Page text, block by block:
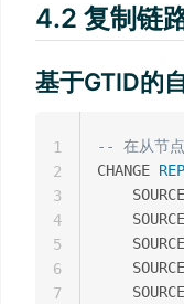
4.2 复制链
基于GTID的
-- 在从节
CHANGE
1
2
3
4
5
6
7